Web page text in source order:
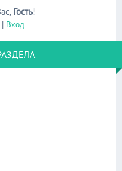
, Гость!
Вход